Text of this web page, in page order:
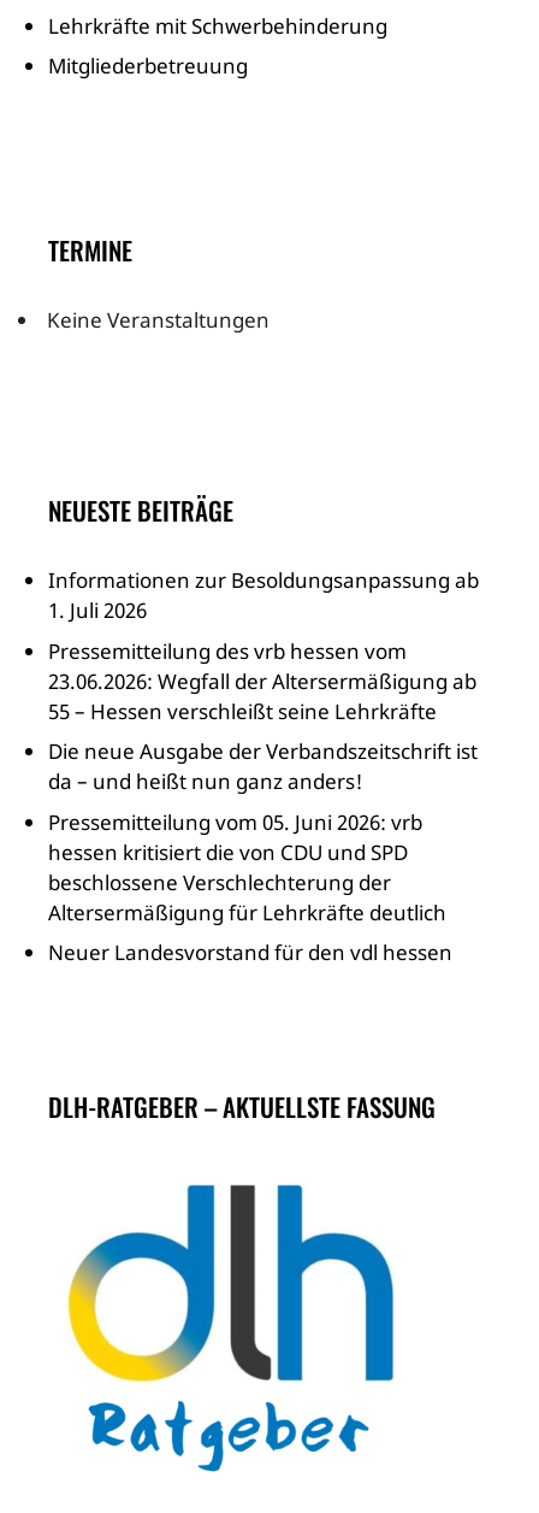
Lehrkräfte mit Schwerbehinderung
Mitgliederbetreuung
TERMINE
Keine Veranstaltungen
NEUESTE BEITRÄGE
Informationen zur Besoldungsanpassung ab
1. Juli 2026
Pressemitteilung des vrb hessen vom
23.06.2026: Wegfall der Altersermäßigung ab
55 – Hessen verschleißt seine Lehrkräfte
Die neue Ausgabe der Verbandszeitschrift ist
da – und heißt nun ganz anders!
Pressemitteilung vom 05. Juni 2026: vrb
hessen kritisiert die von CDU und SPD
beschlossene Verschlechterung der
Altersermäßigung für Lehrkräfte deutlich
Neuer Landesvorstand für den vdl hessen
DLH-RATGEBER – AKTUELLSTE FASSUNG